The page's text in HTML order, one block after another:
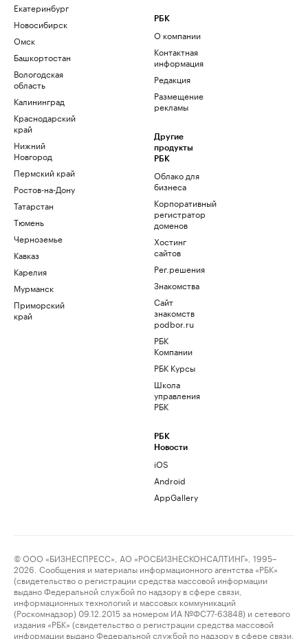
Екатеринбург
Новосибирск
Омск
Башкортостан
Вологодская
область
Калининград
Краснодарский
край
Нижний
Новгород
Пермский край
Ростов-на-Дону
Татарстан
Тюмень
Черноземье
Кавказ
Карелия
Мурманск
Приморский
край
РБК
О компании
Контактная
информация
Редакция
Размещение
рекламы
Другие
продукты
РБК
Облако для
бизнеса
Корпоративный
регистратор
доменов
Хостинг
сайтов
Рег.решения
Знакомства
Сайт
знакомств
podbor.ru
РБК
Компании
РБК Курсы
Школа
управления
РБК
РБК
Новости
iOS
Android
AppGallery
© ООО «БИЗНЕСПРЕСС», АО «РОСБИЗНЕСКОНСАЛТИНГ», 1995–
2026. Сообщения и материалы информационного агентства «РБК»
(свидетельство о регистрации средства массовой информации
выдано Федеральной службой по надзору в сфере связи,
информационных технологий и массовых коммуникаций
(Роскомнадзор) 09.12.2015 за номером ИА №ФС77-63848) и сетевого
издания «РБК» (свидетельство о регистрации средства массовой
информации выдано Федеральной службой по надзору в сфере связи,